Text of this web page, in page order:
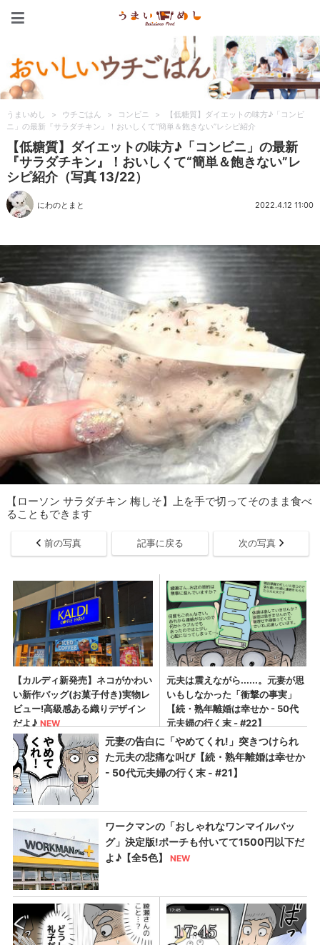
うまいめし > ウチごはん > コンビニ >
【低糖質】ダイエットの味方♪「コンビ
ニ」の最新『サラダチキン』！おいしくて“簡単＆飽きない”レシピ紹介
【低糖質】ダイエットの味方♪「コンビニ」の最新
『サラダチキン』！おいしくて“簡単＆飽きない”レ
シピ紹介（写真 13/22）
にわのとまと 2022.4.12 11:00
【ローソン サラダチキン 梅しそ】上を手で切ってそのまま食べ
ることもできます
前の写真 記事に戻る 次の写真